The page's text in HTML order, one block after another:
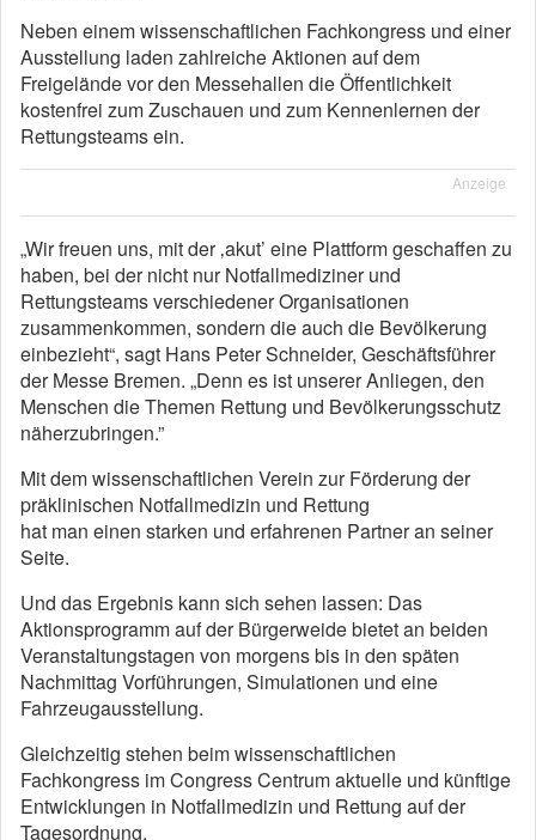
Neben einem wissenschaftlichen Fachkongress und einer
Ausstellung laden zahlreiche Aktionen auf dem
Freigelände vor den Messehallen die Öffentlichkeit
kostenfrei zum Zuschauen und zum Kennenlernen der
Rettungsteams ein.
Anzeige
„Wir freuen uns, mit der ‚akut’ eine Plattform geschaffen zu
haben, bei der nicht nur Notfallmediziner und
Rettungsteams verschiedener Organisationen
zusammenkommen, sondern die auch die Bevölkerung
einbezieht“, sagt Hans Peter Schneider, Geschäftsführer
der Messe Bremen. „Denn es ist unserer Anliegen, den
Menschen die Themen Rettung und Bevölkerungsschutz
näherzubringen.”
Mit dem wissenschaftlichen Verein zur Förderung der
präklinischen Notfallmedizin und Rettung
hat man einen starken und erfahrenen Partner an seiner
Seite.
Und das Ergebnis kann sich sehen lassen: Das
Aktionsprogramm auf der Bürgerweide bietet an beiden
Veranstaltungstagen von morgens bis in den späten
Nachmittag Vorführungen, Simulationen und eine
Fahrzeugausstellung.
Gleichzeitig stehen beim wissenschaftlichen
Fachkongress im Congress Centrum aktuelle und künftige
Entwicklungen in Notfallmedizin und Rettung auf der
Tagesordnung.